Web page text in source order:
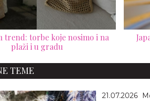
trend: torbe koje nosimo i na
plaži i u gradu
TEME
21.07.2026